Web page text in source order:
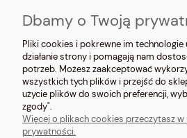
O NAS
NOSIMYSIE.PL Sylwia Kiołbasa | ul.
6452270209 | tel.509 525 877| e-
Dbamy o Twoją
Pliki cookies i pokrewne im
działanie strony i pomagają nam
potrzeb. Możesz zaakceptować
wszystkich tych plików i przejść do
użycie plików do swoich preferencji,
zgody".
Więcej o plikach cookies przeczytasz w
prywatności.